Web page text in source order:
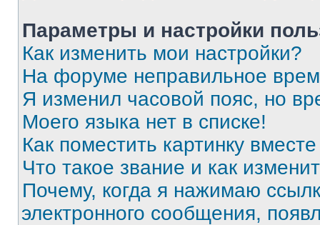
Параметры и настройки
Как изменить мои настройки?
На форуме неправильное
Я изменил часовой пояс, но
Моего языка нет в списке!
Как поместить картинку
Что такое звание и как
Почему, когда я нажимаю
электронного сообщения,